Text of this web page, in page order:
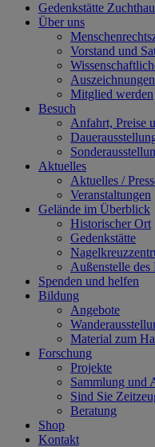
Gedenkstätte
Über uns
Vorstand und
Auszeichnungen
Mitglied werden
Besuch
Anfahrt, Preise
Aktuelles
Aktuelles /
Veranstaltungen
Gelände im Überblick
Historischer Ort
Gedenkstätte
Außenstelle des
Spenden und helfen
Bildung
Angebote
Material zum
Forschung
Projekte
Sammlung und
Sind Sie
Beratung
Shop
Kontakt